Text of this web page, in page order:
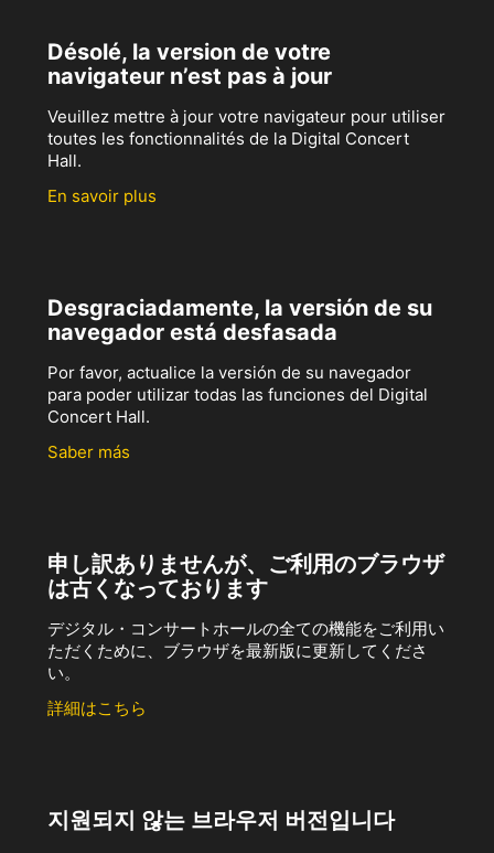
Désolé, la version de votre
navigateur n’est pas à jour
Veuillez mettre à jour votre navigateur pour utiliser
toutes les fonctionnalités de la Digital Concert
Hall.
En savoir plus
Desgraciadamente, la versión de su
navegador está desfasada
Por favor, actualice la versión de su navegador
para poder utilizar todas las funciones del Digital
Concert Hall.
Saber más
申し訳ありませんが、ご利用のブラウザ
は古くなっております
デジタル・コンサートホールの全ての機能をご利用い
ただくために、ブラウザを最新版に更新してくださ
い。
詳細はこちら
지원되지 않는 브라우저 버전입니다